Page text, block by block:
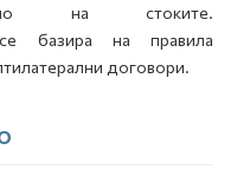
на стоките.
базира на правила
договори.